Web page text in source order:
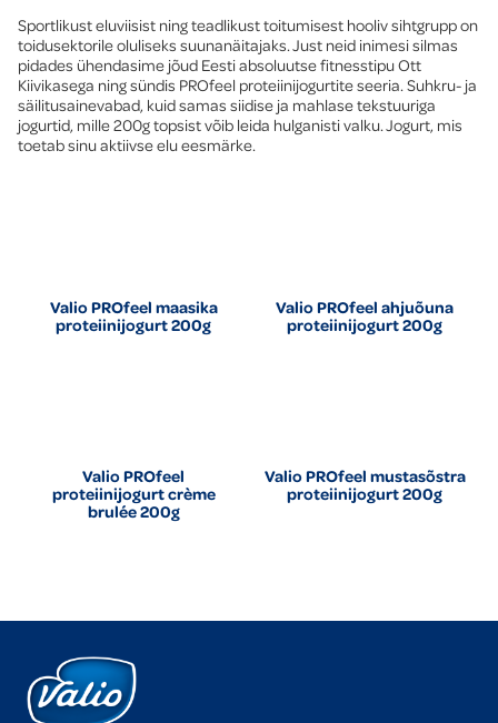
Sportlikust eluviisist ning teadlikust toitumisest hooliv sihtgrupp on
toidusektorile oluliseks suunanäitajaks. Just neid inimesi silmas
pidades ühendasime jõud Eesti absoluutse fitnesstipu Ott
Kiivikasega ning sündis PROfeel proteiinijogurtite seeria. Suhkru- ja
säilitusainevabad, kuid samas siidise ja mahlase tekstuuriga
jogurtid, mille 200g topsist võib leida hulganisti valku. Jogurt, mis
toetab sinu aktiivse elu eesmärke.
Valio PROfeel maasika
proteiinijogurt 200g
Valio PROfeel ahjuõuna
proteiinijogurt 200g
Valio PROfeel
proteiinijogurt crème
brulée 200g
Valio PROfeel mustasõstra
proteiinijogurt 200g